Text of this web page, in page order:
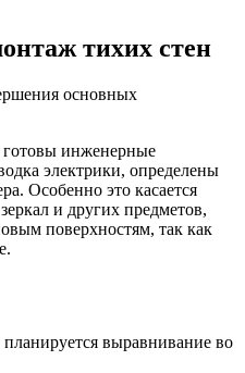
тихих стен
основных
инженерные
электрики, определены
Особенно это касается
и других предметов,
поверхностям, так как
выравнивание во